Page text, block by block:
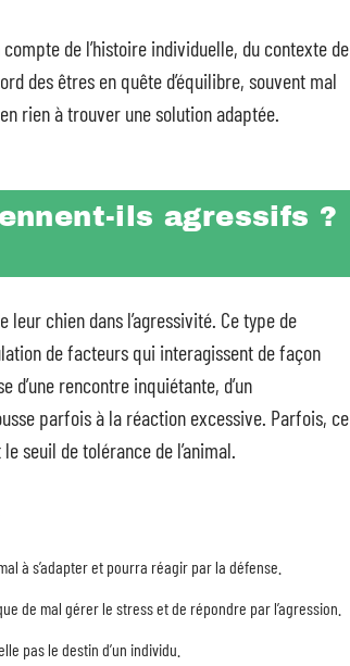
de l’histoire individuelle, du contexte de
des êtres en quête d’équilibre, souvent mal
rien à trouver une solution adaptée.
ils agressifs ?
chien dans l’agressivité. Ce type de
de facteurs qui interagissent de façon
d’une rencontre inquiétante, d’un
parfois à la réaction excessive. Parfois, ce
seuil de tolérance de l’animal.
à s’adapter et pourra réagir par la défense.
de mal gérer le stress et de répondre par l’agression.
pas le destin d’un individu.